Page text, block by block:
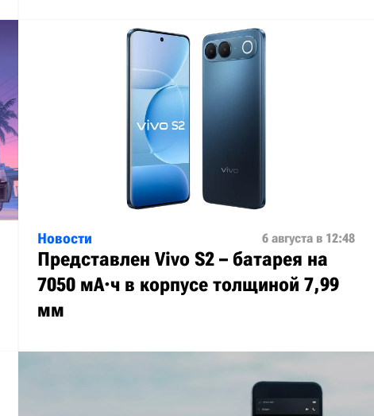
Новости 6 августа в 12:48
Представлен Vivo S2 – батарея на
7050 мА·ч в корпусе толщиной 7,99
мм